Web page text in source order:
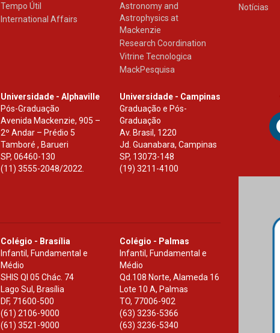
Tempo Útil
International Affairs
Astronomy and
Astrophysics at
Mackenzie
Research Coordination
Vitrine Tecnologica
MackPesquisa
Notícias
Universidade - Alphaville
Pós-Graduação
Avenida Mackenzie, 905 –
2º Andar – Prédio 5
Tamboré , Barueri
SP, 06460-130
(11) 3555-2048/2022.
Universidade - Campinas
Graduação e Pós-
Graduação
Av. Brasil, 1220
Jd. Guanabara, Campinas
SP, 13073-148
(19) 3211-4100
Colégio - Brasília
Infantil, Fundamental e
Médio
SHIS Ql 05 Chác. 74
Lago Sul, Brasília
DF, 71600-500
(61) 2106-9000
(61) 3521-9000
Colégio - Palmas
Infantil, Fundamental e
Médio
Qd.108 Norte, Alameda 16
Lote 10 A, Palmas
TO, 77006-902
(63) 3236-5366
(63) 3236-5340